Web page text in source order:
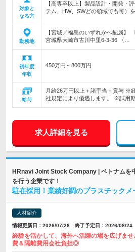
対象と
なる方
【高専卒以上】製品設計・開発・
テム、HW、SWどの領域でも可）
勤務地
【宮城／福島のいずれかへ配属】
宮城県大崎市古川中里6-3-36 〈…
初年度
年収
450万円～800万円
給与
月給26万円以上＋諸手当＋賞与 ※
社規定により優遇します。 ※試用
求人詳細を見る
HRnavi Joint Stock Company | ベトナムを
を行う企業です！
駐在採用！業績好調のプラスチックメ
人材紹介
情報更新日：2026/07/28 終了予定日：2026/08/24
経験を活かして、海外へ活躍の場を広げま
費＆隔離費用会社負担◎